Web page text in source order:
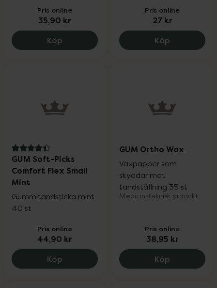
Pris online
35,90 kr
Köp GUM Activital Tandkräm, 35.9 kr.
Pris online
27 kr
Köp GUM
4.4 av 5 i omdöme
GUM Soft-Picks
Comfort Flex Small
Mint
Gummitandsticka mint
40 st
Pris online
44,90 kr
Köp GUM Soft-Picks Comfort Flex Small
GUM Ortho Wax
Vaxpapper som
skyddar mot
tandställning 35 st
Medicinsteknisk produkt
Pris online
38,95 kr
Köp GUM